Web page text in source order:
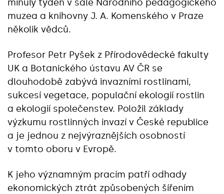
minulý týden v sále Národního pedagogického
muzea a knihovny J. A. Komenského v Praze
několik vědců.
Profesor Petr Pyšek z Přírodovědecké fakulty
UK a Botanického ústavu AV ČR se
dlouhodobě zabývá invazními rostlinami,
sukcesí vegetace, populační ekologií rostlin
a ekologií společenstev. Položil základy
výzkumu rostlinných invazí v České republice
a je jednou z nejvýraznějších osobností
v tomto oboru v Evropě.
K jeho významným pracím patří odhady
ekonomických ztrát způsobených šířením